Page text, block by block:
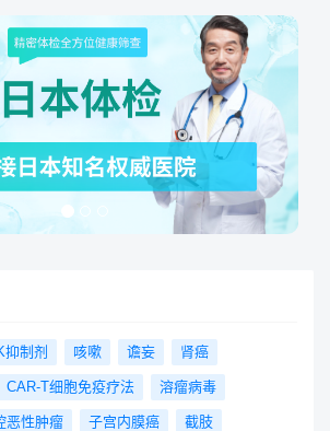
抑制剂 咳嗽 谵妄 肾癌
CAR-T细胞免疫疗法 溶瘤病毒
恶性肿瘤 子宫内膜癌 截肢